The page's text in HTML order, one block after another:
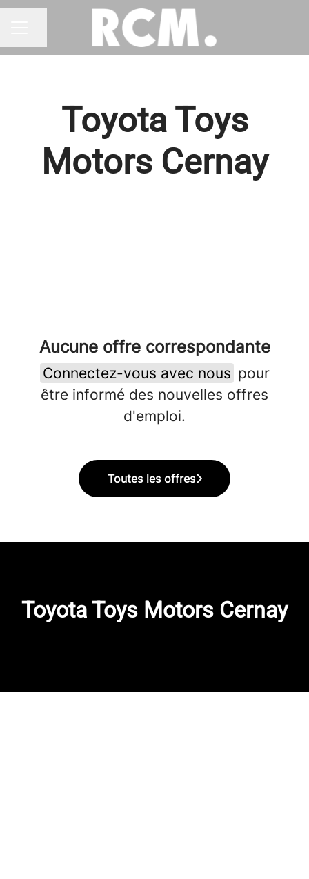
Partager la page
Toyota Toys
Motors Cernay
Aucune offre correspondante
Connectez-vous avec nous pour
être informé des nouvelles offres
d'emploi.
Toutes les offres
Toyota Toys Motors Cernay